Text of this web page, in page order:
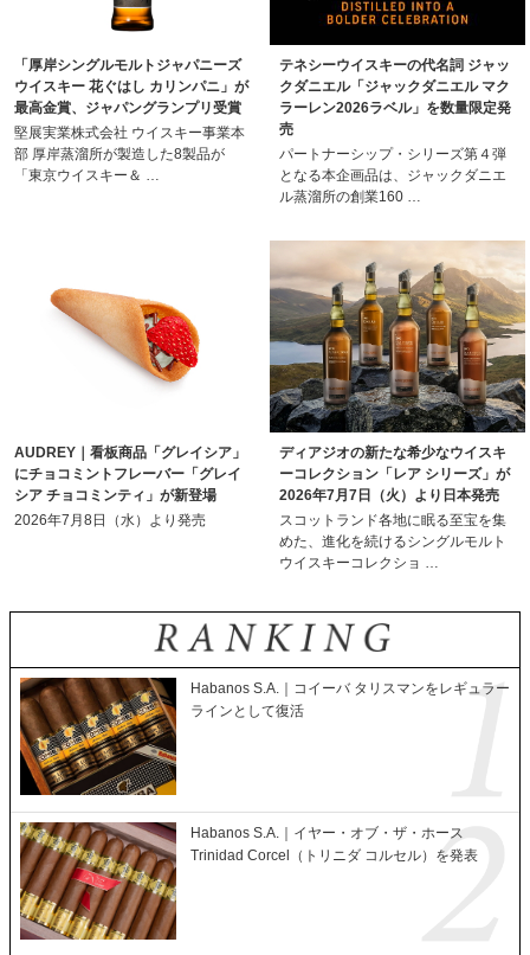
「厚岸シングルモルトジャパニーズ
ウイスキー 花ぐはし カリンパニ」が
最高金賞、ジャパングランプリ受賞
堅展実業株式会社 ウイスキー事業本
部 厚岸蒸溜所が製造した8製品が
「東京ウイスキー＆ …
テネシーウイスキーの代名詞 ジャッ
クダニエル「ジャックダニエル マク
ラーレン2026ラベル」を数量限定発
売
パートナーシップ・シリーズ第４弾
となる本企画品は、ジャックダニエ
ル蒸溜所の創業160 …
AUDREY｜看板商品「グレイシア」
にチョコミントフレーバー「グレイ
シア チョコミンティ」が新登場
2026年7月8日（水）より発売
ディアジオの新たな希少なウイスキ
ーコレクション「レア シリーズ」が
2026年7月7日（火）より日本発売
スコットランド各地に眠る至宝を集
めた、進化を続けるシングルモルト
ウイスキーコレクショ …
Habanos S.A.｜コイーバ タリスマンをレギュラー
ラインとして復活
Habanos S.A.｜イヤー・オブ・ザ・ホース
Trinidad Corcel（トリニダ コルセル）を発表